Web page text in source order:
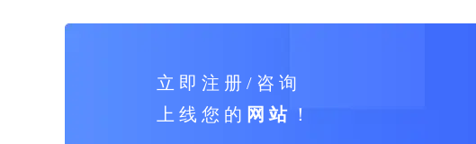
立 即 注 册 / 咨 询
上 线 您 的 网 站！